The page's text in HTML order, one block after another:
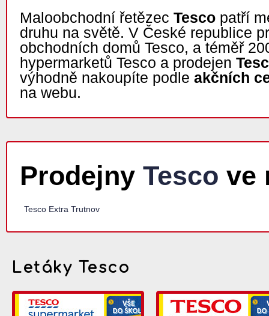
Maloobchodní řetězec Tesco patří
druhu na světě. V České republice
obchodních domů Tesco, a téměř
hypermarketů Tesco a prodejen
výhodně nakoupíte podle akčních
na webu.
Prodejny Tesco ve
Tesco Extra Trutnov
Letáky Tesco